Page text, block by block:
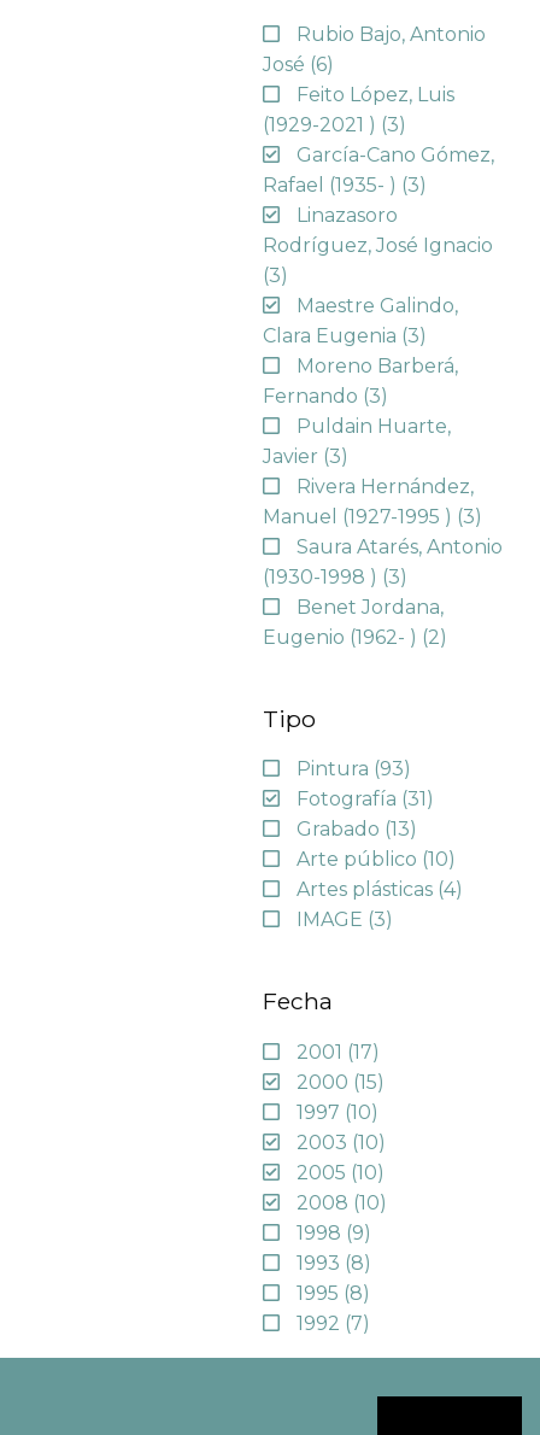
Rubio Bajo, Antonio
José (6)
Feito López, Luis
(1929-2021 ) (3)
García-Cano Gómez,
Rafael (1935- ) (3)
Linazasoro
Rodríguez, José Ignacio
(3)
Maestre Galindo,
Clara Eugenia (3)
Moreno Barberá,
Fernando (3)
Puldain Huarte,
Javier (3)
Rivera Hernández,
Manuel (1927-1995 ) (3)
Saura Atarés, Antonio
(1930-1998 ) (3)
Benet Jordana,
Eugenio (1962- ) (2)
Tipo
Pintura (93)
Fotografía (31)
Grabado (13)
Arte público (10)
Artes plásticas (4)
IMAGE (3)
Fecha
2001 (17)
2000 (15)
1997 (10)
2003 (10)
2005 (10)
2008 (10)
1998 (9)
1993 (8)
1995 (8)
1992 (7)